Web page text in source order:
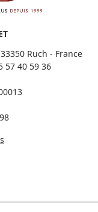
Ruch - France
57 40 59 36